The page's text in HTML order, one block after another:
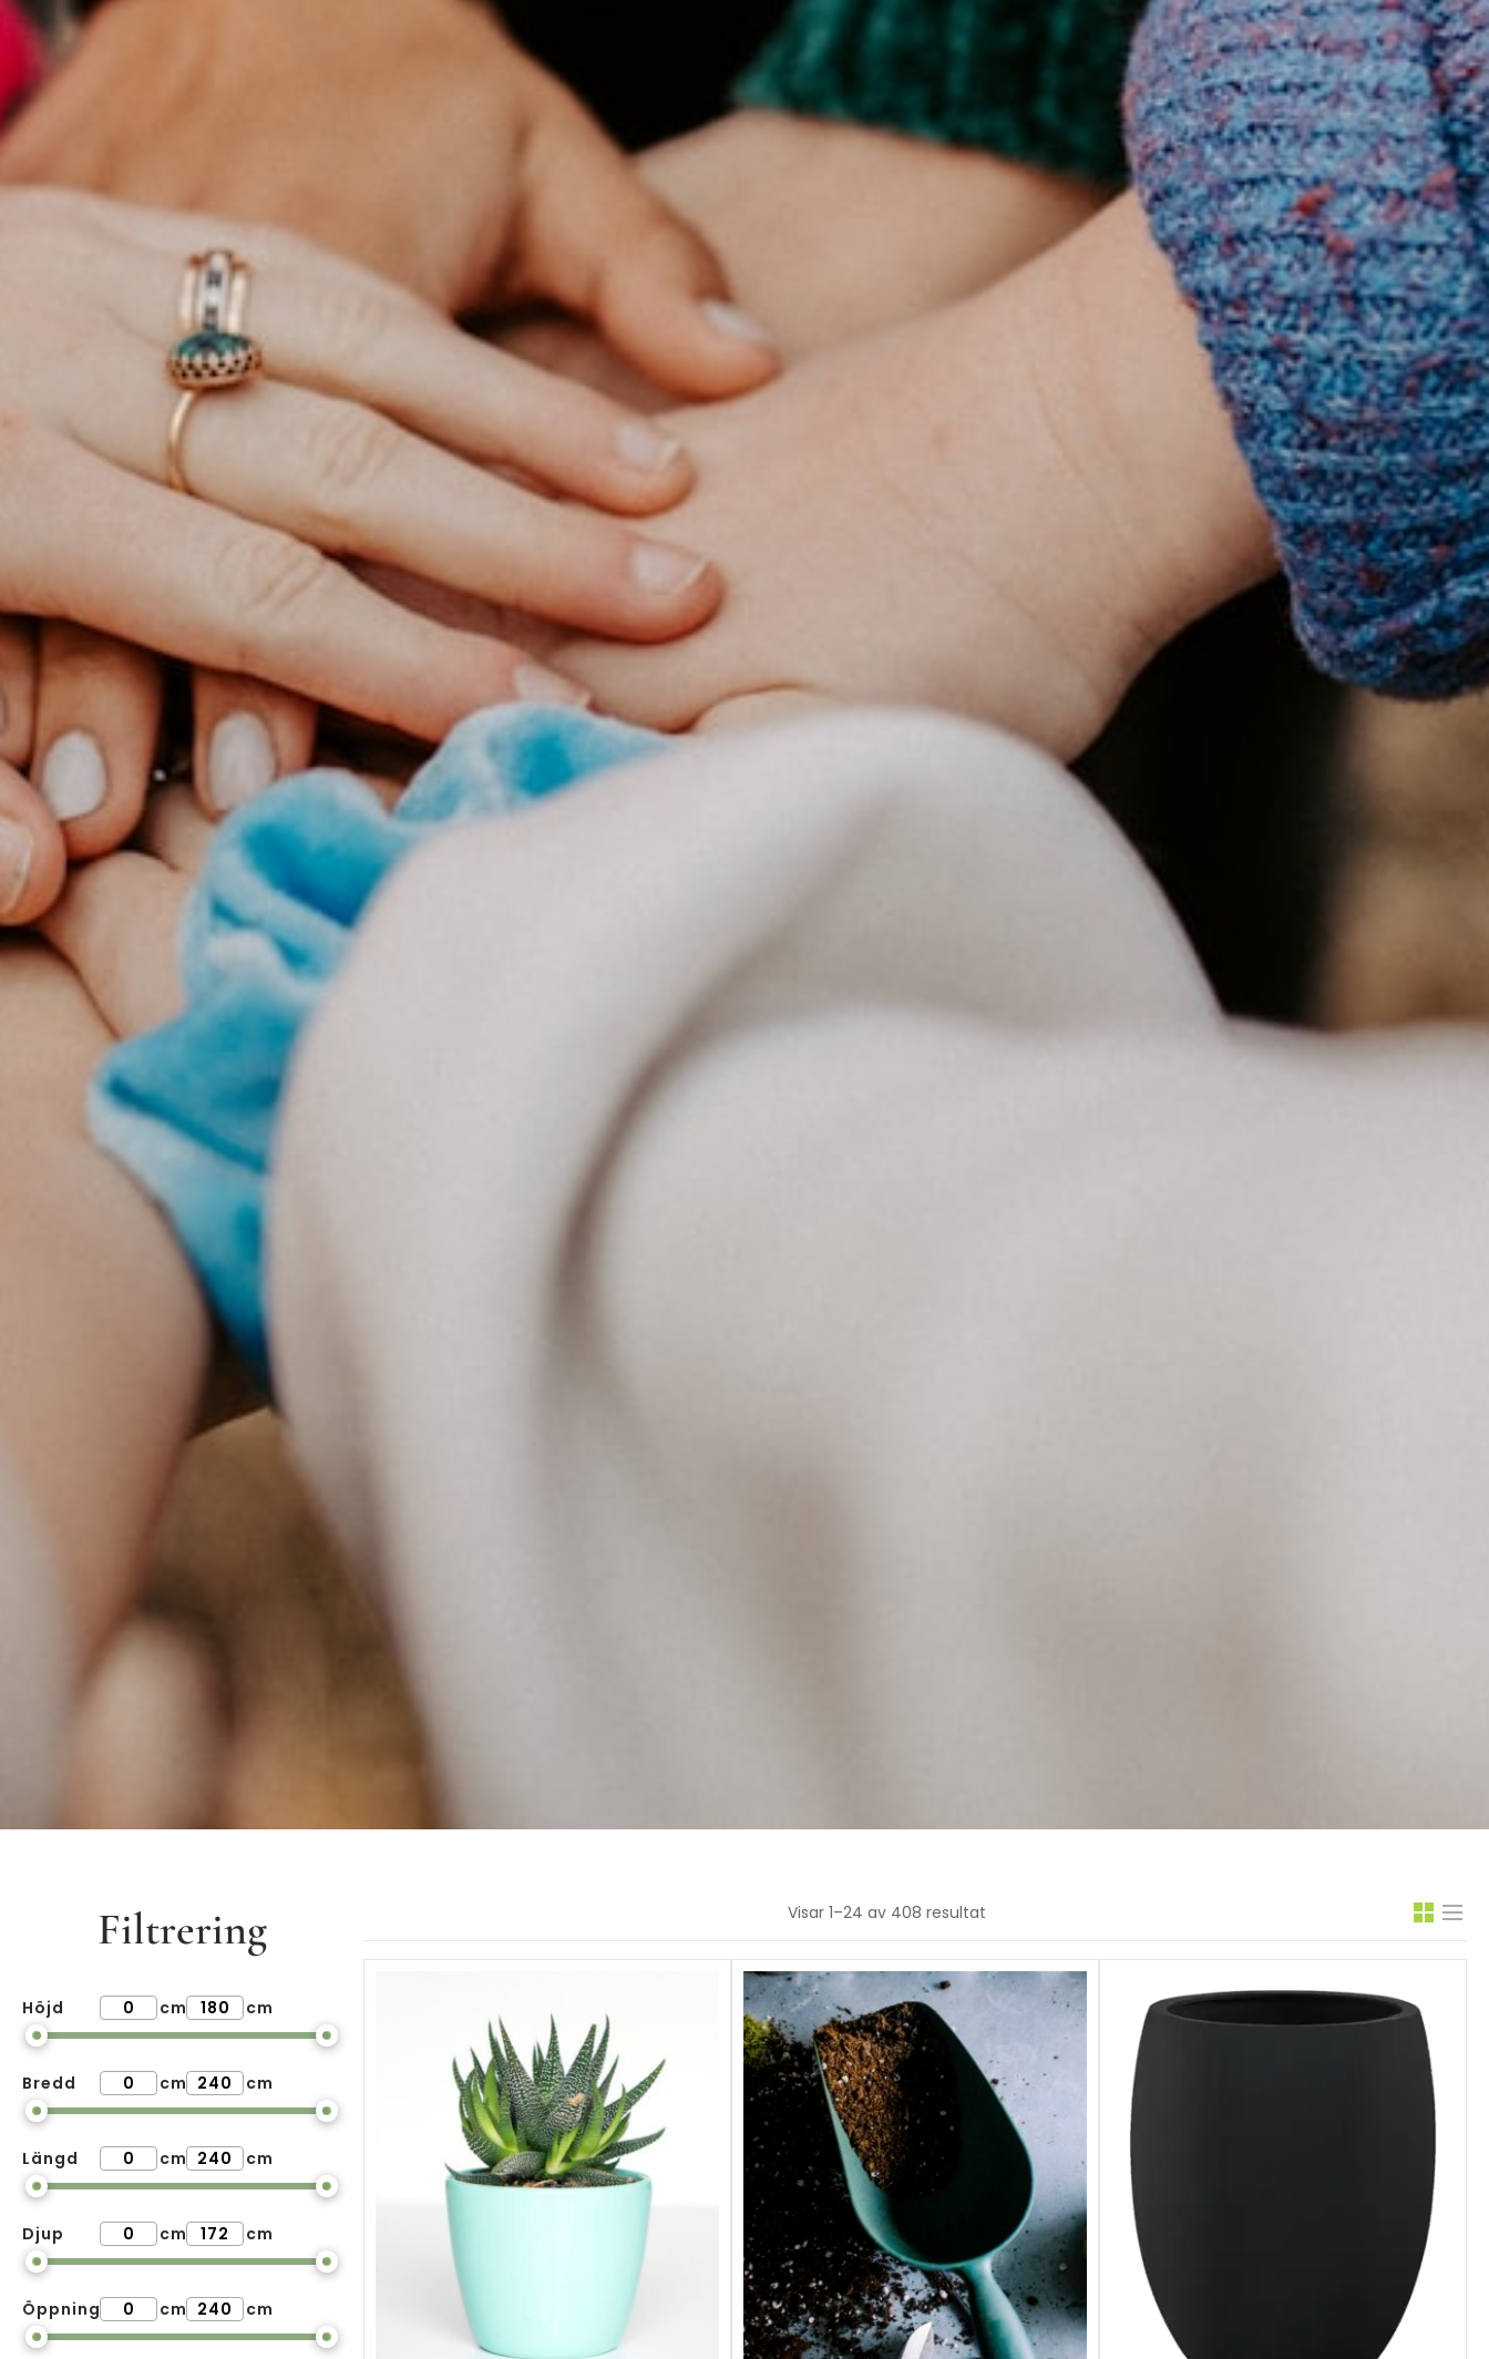
Filtrering
Höjd cm cm
Bredd cm cm
Längd cm cm
Djup cm cm
Öppning cm cm
Visar 1–24 av 408 resultat